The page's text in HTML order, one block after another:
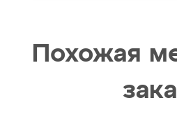
Похожая